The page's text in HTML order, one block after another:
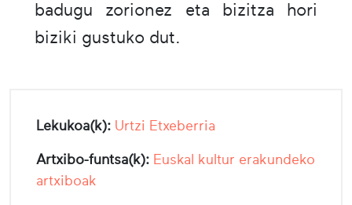
badugu zorionez eta bizitza hori
biziki gustuko dut.
Lekukoa(k): Urtzi Etxeberria
Artxibo-funtsa(k): Euskal kultur erakundeko
artxiboak